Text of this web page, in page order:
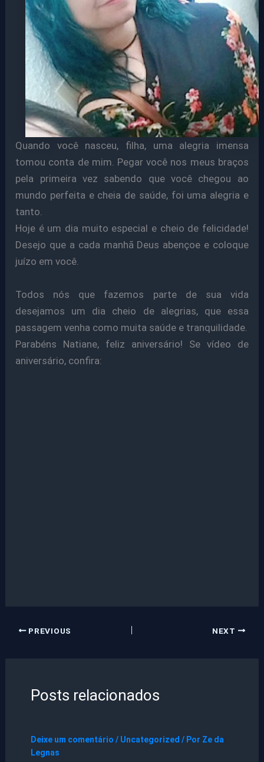
Quando você nasceu, filha, uma alegria imensa
tomou conta de mim. Pegar você nos meus braços
pela primeira vez sabendo que você chegou ao
mundo perfeita e cheia de saúde, foi uma alegria e
tanto.
Hoje é um dia muito especial e cheio de felicidade!
Desejo que a cada manhã Deus abençoe e coloque
juízo em você.
Todos nós que fazemos parte de sua vida
desejamos um dia cheio de alegrias, que essa
passagem venha como muita saúde e tranquilidade.
Parabéns Natiane, feliz aniversário! Se vídeo de
aniversário, confira:
PREVIOUS NEXT
Posts relacionados
Deixe um comentário / Uncategorized / Por Ze da
Legnas